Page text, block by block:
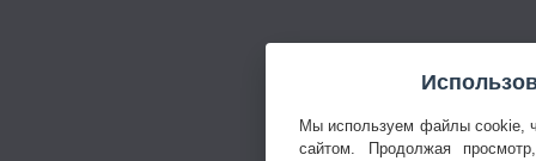
Мы используем файлы cookie,
сайтом. Продолжая